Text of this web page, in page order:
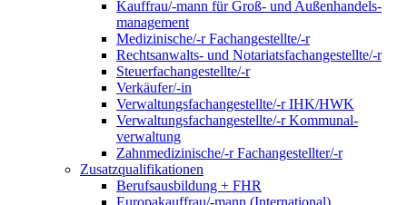
Kauffrau/-mann für Groß- und Außen­handels­
manage­ment
Medizinische/-r Fachangestellte/-r
Rechtsanwalts- und Notariatsfachangestellte/-r
Steuerfachangestellte/-r
Verkäufer/-in
Verwaltungs­fach­angestellte/-r IHK/HWK
Verwaltungsfach­angestellte/-r Kommunal­
verwaltung
Zahnmedizinische/-r Fachangestellter/-r
Zusatzqualifikationen
Berufsausbildung + FHR
Europakauffrau/-mann (International)